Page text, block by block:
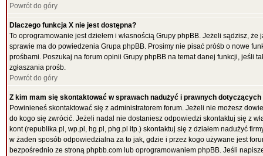
Powrót do góry
Dlaczego funkcja X nie jest dostępna?
To oprogramowanie jest dziełem i własnością Grupy phpBB. Jeżeli sądzisz,
sprawie ma do powiedzenia Grupa phpBB. Prosimy nie pisać próśb o nowe
prośbami. Poszukaj na forum opinii Grupy phpBB na temat danej funkcji, jeśli
zgłaszania prośb.
Powrót do góry
Z kim mam się skontaktować w sprawach nadużyć i prawnych
Powinieneś skontaktować się z administratorem forum. Jeżeli nie możesz
do kogo się zwrócić. Jeżeli nadal nie dostaniesz odpowiedzi skontaktuj się z
kont (republika.pl, wp.pl, hg.pl, phg.pl itp.) skontaktuj się z działem nadużyć
w żaden sposób odpowiedzialna za to jak, gdzie i przez kogo używane jest
bezpośrednio ze stroną phpbb.com lub oprogramowaniem phpBB. Jeśli